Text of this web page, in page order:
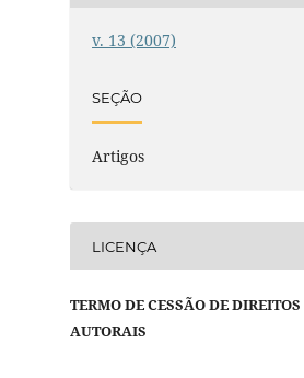
v. 13 (2007)
SEÇÃO
Artigos
LICENÇA
TERMO DE CESSÃO DE DIREITOS
AUTORAIS